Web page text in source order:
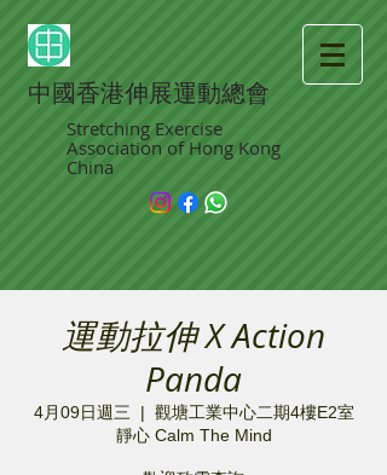
中國香港伸展運動總會
Stretching Exercise
Association of Hong Kong
China
運動拉伸 X Action
Panda
4月09日週三
  |
觀塘工業中心二期4樓E2室
靜心 Calm The Mind